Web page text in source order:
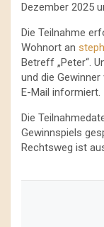
Dezember 2025
Die Teilnahme
Wohnort an
Betreff „Peter“.
und die
E-Mail informiert.
Die
Gewinnspiels
Rechtsweg ist